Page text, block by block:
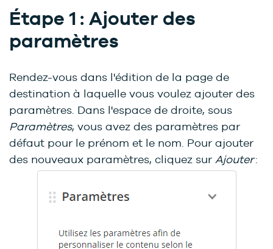
Étape 1 : Ajouter des
paramètres
Rendez-vous dans l'édition de la page de
destination à laquelle vous voulez ajouter des
paramètres. Dans l'espace de droite, sous
Paramètres, vous avez des paramètres par
défaut pour le prénom et le nom. Pour ajouter
des nouveaux paramètres, cliquez sur Ajouter: